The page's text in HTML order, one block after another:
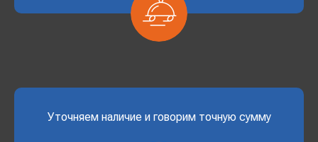
Уточняем наличие и говорим точную сумму